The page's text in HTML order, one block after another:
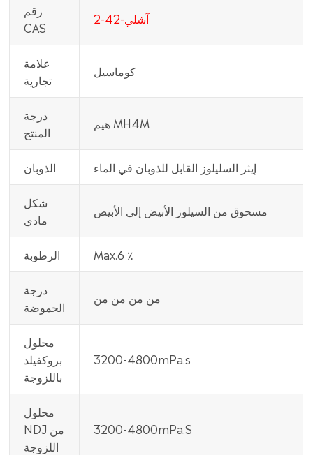
رقم
CAS
آشلي-42-2
علامة
تجارية
كوماسيل
درجة
المنتج
هيم MH4M
الذوبان إيثر السليلوز القابل للذوبان في الماء
شكل
مادي
مسحوق من السيلوز الأبيض إلى الأبيض
الرطوبة Max.6 ٪
درجة
الحموضة
من من من من
محلول
بروكفيلد
باللزوجة
3200-4800mPa.s
محلول
NDJ من
اللزوجة
3200-4800mPa.S